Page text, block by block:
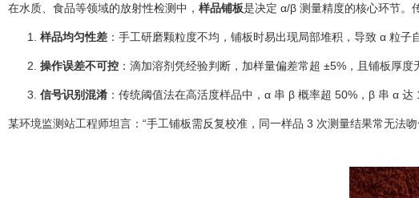
在水质、食品等领域的放射性检测中， 样品铺板是决定 α/β 测量精度的核心环节。
样品均匀性差 ：手工研磨颗粒度不均，铺板时易出现局部堆积，导致 α 粒
操作误差不可控 ：滴加溶剂凭经验判断，加样量偏差常超 ±5%，且铺板厚
信号识别混淆 ：传统阈值法在高活度样品中，α 串 β 概率超 50%，β 串 α 达
某环境监测站工程师坦言：“手工铺板需反复校准，同一样品 3 次测量结果常无法